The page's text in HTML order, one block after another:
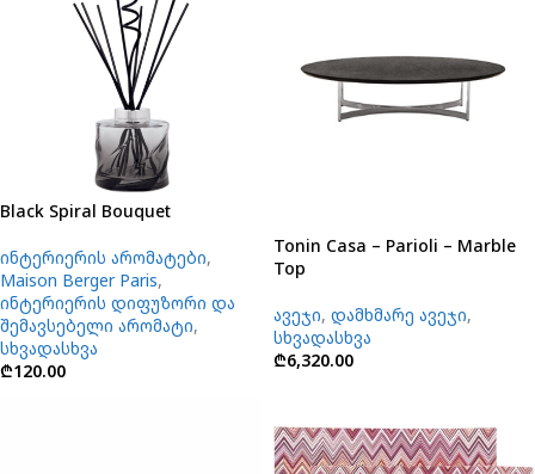
Black Spiral Bouquet
ინტერიერის არომატები,
Maison Berger Paris,
ინტერიერის დიფუზორი და
შემავსებელი არომატი,
სხვადასხვა
₾120.00
Tonin Casa – Parioli – Marble
Top
ავეჯი, დამხმარე ავეჯი,
სხვადასხვა
₾6,320.00